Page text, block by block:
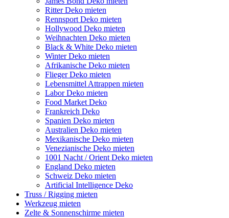
Ritter Deko mieten
Rennsport Deko mieten
Hollywood Deko mieten
Weihnachten Deko mieten
Black & White Deko mieten
Winter Deko mieten
Afrikanische Deko mieten
Flieger Deko mieten
Lebensmittel Attrappen mieten
Labor Deko mieten
Food Market Deko
Frankreich Deko
Spanien Deko mieten
Australien Deko mieten
Mexikanische Deko mieten
Venezianische Deko mieten
1001 Nacht / Orient Deko mieten
England Deko mieten
Schweiz Deko mieten
Artificial Intelligence Deko
Truss / Rigging mieten
Werkzeug mieten
Zelte & Sonnenschirme mieten